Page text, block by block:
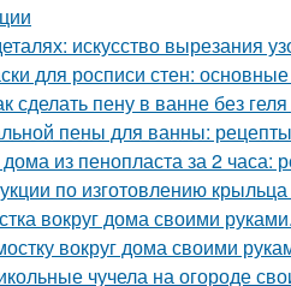
искусство вырезания
для росписи стен:
сделать пену в ванне без
пены для ванны:
из пенопласта за 2 часа:
по изготовлению
вокруг дома своими
вокруг дома своими
чучела на огороде